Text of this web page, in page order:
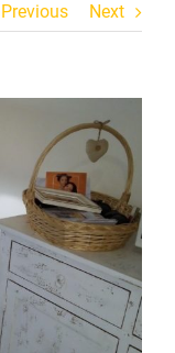
Previous Next